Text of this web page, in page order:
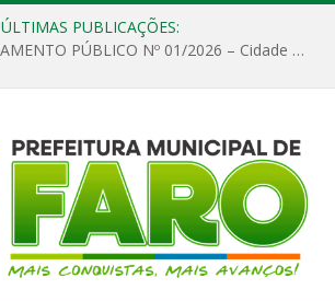
ÚLTIMAS PUBLICAÇÕES:
EDITAL DE CHAMAMENTO PÚBLICO Nº 01/2026 – Cidade de Faro